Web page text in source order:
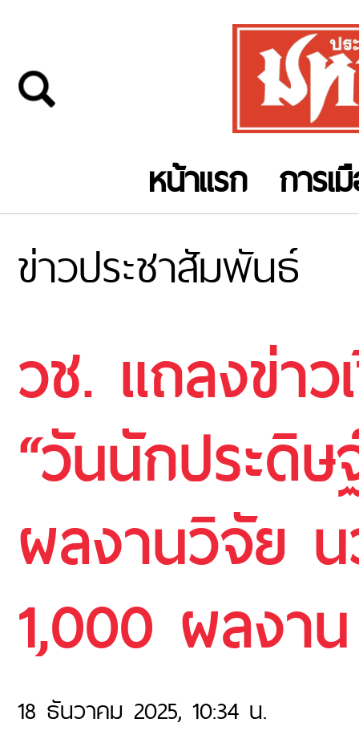
หน้าแรก การเ
ข่าวประชาสัมพันธ์
วช. แถลงข่า
“วันนักประดิ
ผลงานวิจัย
1,000 ผลงาน
18 ธันวาคม 2025, 10:34 น.